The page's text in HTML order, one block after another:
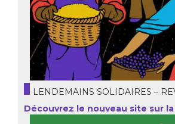
LENDEMAINS SOLIDAIRES –
Découvrez le nouveau site sur la